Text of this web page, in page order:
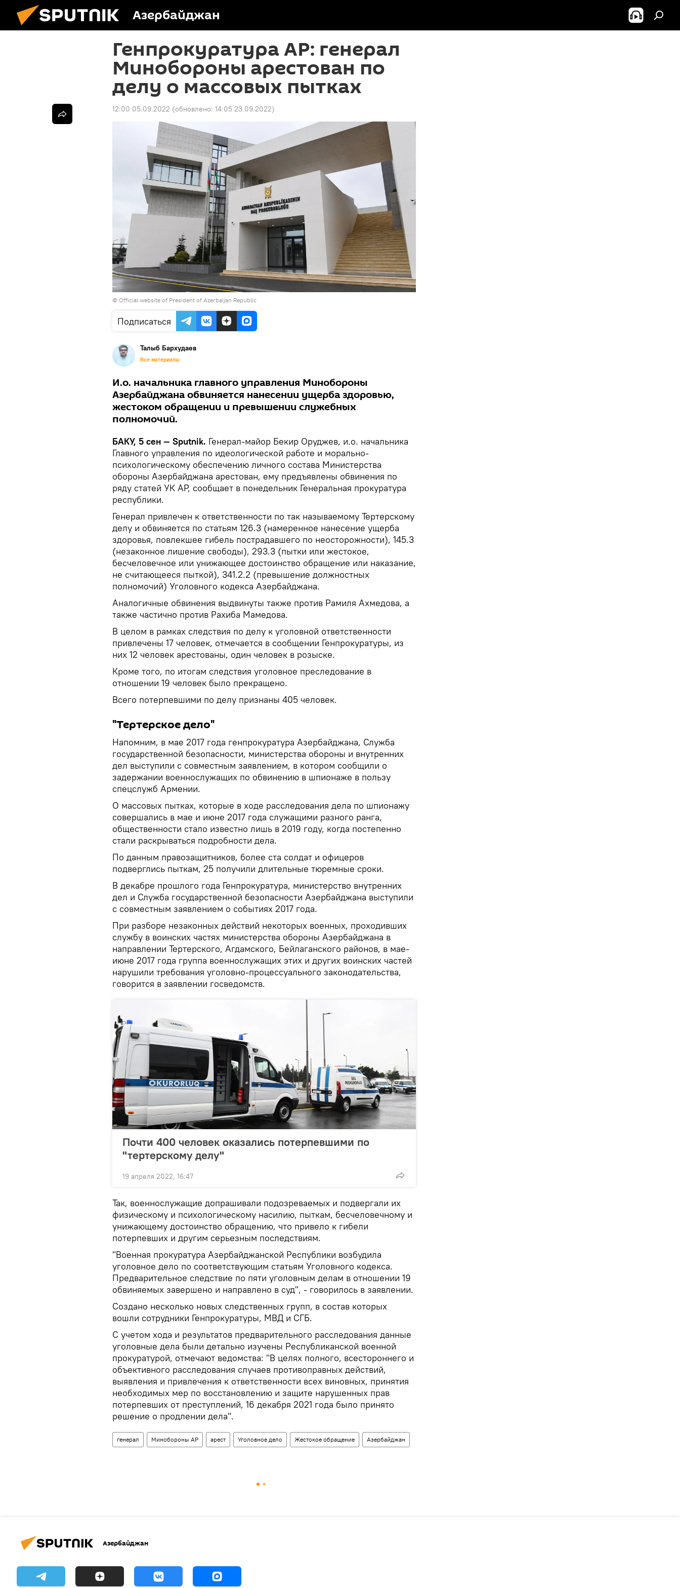
Азербайджан
Генпрокуратура АР: генерал
Минобороны арестован по
делу о массовых пытках
12:00 05.09.2022 (обновлено: 14:05 23.09.2022)
© Official website of President of Azerbaijan Republic
Подписаться
Талыб Бархудаев
Все материалы
И.о. начальника главного управления Минобороны
Азербайджана обвиняется нанесении ущерба здоровью,
жестоком обращении и превышении служебных
полномочий.
БАКУ, 5 сен — Sputnik. Генерал-майор Бекир Оруджев, и.о. начальника
Главного управления по идеологической работе и морально-
психологическому обеспечению личного состава Министерства
обороны Азербайджана арестован, ему предъявлены обвинения по
ряду статей УК АР, сообщает в понедельник Генеральная прокуратура
республики.
Генерал привлечен к ответственности по так называемому Тертерскому
делу и обвиняется по статьям 126.3 (намеренное нанесение ущерба
здоровья, повлекшее гибель пострадавшего по неосторожности), 145.3
(незаконное лишение свободы), 293.3 (пытки или жестокое,
бесчеловечное или унижающее достоинство обращение или наказание,
не считающееся пыткой), 341.2.2 (превышение должностных
полномочий) Уголовного кодекса Азербайджана.
Аналогичные обвинения выдвинуты также против Рамиля Ахмедова, а
также частично против Рахиба Мамедова.
В целом в рамках следствия по делу к уголовной ответственности
привлечены 17 человек, отмечается в сообщении Генпрокуратуры, из
них 12 человек арестованы, один человек в розыске.
Кроме того, по итогам следствия уголовное преследование в
отношении 19 человек было прекращено.
Всего потерпевшими по делу признаны 405 человек.
"Тертерское дело"
Напомним, в мае 2017 года генпрокуратура Азербайджана, Служба
государственной безопасности, министерства обороны и внутренних
дел выступили с совместным заявлением, в котором сообщили о
задержании военнослужащих по обвинению в шпионаже в пользу
спецслужб Армении.
О массовых пытках, которые в ходе расследования дела по шпионажу
совершались в мае и июне 2017 года служащими разного ранга,
общественности стало известно лишь в 2019 году, когда постепенно
стали раскрываться подробности дела.
По данным правозащитников, более ста солдат и офицеров
подверглись пыткам, 25 получили длительные тюремные сроки.
В декабре прошлого года Генпрокуратура, министерство внутренних
дел и Служба государственной безопасности Азербайджана выступили
с совместным заявлением о событиях 2017 года.
При разборе незаконных действий некоторых военных, проходивших
службу в воинских частях министерства обороны Азербайджана в
направлении Тертерского, Агдамского, Бейлаганского районов, в мае-
июне 2017 года группа военнослужащих этих и других воинских частей
нарушили требования уголовно-процессуального законодательства,
говорится в заявлении госведомств.
Почти 400 человек оказались потерпевшими по
"тертерскому делу"
19 апреля 2022, 16:47
Так, военнослужащие допрашивали подозреваемых и подвергали их
физическому и психологическому насилию, пыткам, бесчеловечному и
унижающему достоинство обращению, что привело к гибели
потерпевших и другим серьезным последствиям.
"Военная прокуратура Азербайджанской Республики возбудила
уголовное дело по соответствующим статьям Уголовного кодекса.
Предварительное следствие по пяти уголовным делам в отношении 19
обвиняемых завершено и направлено в суд", - говорилось в заявлении.
Создано несколько новых следственных групп, в состав которых
вошли сотрудники Генпрокуратуры, МВД и СГБ.
С учетом хода и результатов предварительного расследования данные
уголовные дела были детально изучены Республиканской военной
прокуратурой, отмечают ведомства: "В целях полного, всестороннего и
объективного расследования случаев противоправных действий,
выявления и привлечения к ответственности всех виновных, принятия
необходимых мер по восстановлению и защите нарушенных прав
потерпевших от преступлений, 16 декабря 2021 года было принято
решение о продлении дела".
генерал Минобороны АР арест Уголовное дело Жестокое обращение Азербайджан
Азербайджан